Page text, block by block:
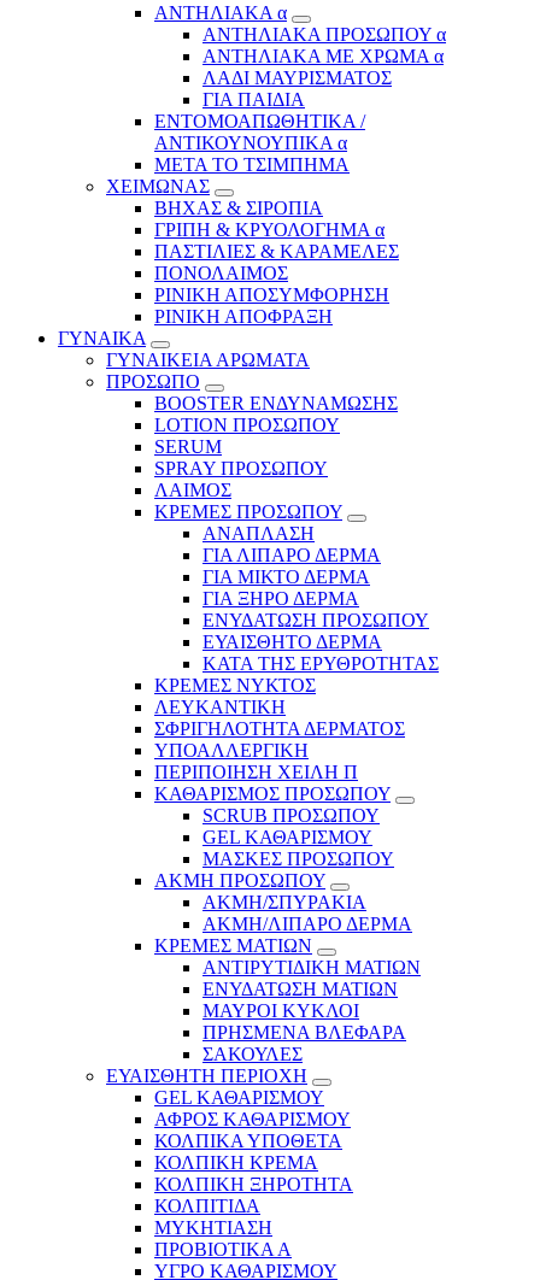
ΑΝΤΗΛΙΑΚΑ α
ΑΝΤΗΛΙΑΚΑ ΠΡΟΣΩΠΟΥ α
ΑΝΤΗΛΙΑΚΑ ΜΕ ΧΡΩΜΑ α
ΛΑΔΙ ΜΑΥΡΙΣΜΑΤΟΣ
ΓΙΑ ΠΑΙΔΙΑ
ΕΝΤΟΜΟΑΠΩΘΗΤΙΚΑ /
ΑΝΤΙΚΟΥΝΟΥΠΙΚΑ α
ΜΕΤΑ ΤΟ ΤΣΙΜΠΗΜΑ
ΧΕΙΜΩΝΑΣ
ΒΗΧΑΣ & ΣΙΡΟΠΙΑ
ΓΡΙΠΗ & ΚΡΥΟΛΟΓΗΜΑ α
ΠΑΣΤΙΛΙΕΣ & ΚΑΡΑΜΕΛΕΣ
ΠΟΝΟΛΑΙΜΟΣ
ΡΙΝΙΚΗ ΑΠΟΣΥΜΦΟΡΗΣΗ
ΡΙΝΙΚΗ ΑΠΟΦΡΑΞΗ
ΓΥΝΑΙΚΑ
ΓΥΝΑΙΚΕΙΑ ΑΡΩΜΑΤΑ
ΠΡΟΣΩΠΟ
BOOSTER ΕΝΔΥΝΑΜΩΣΗΣ
LOTION ΠΡΟΣΩΠΟΥ
SERUM
SPRAY ΠΡΟΣΩΠΟΥ
ΛΑΙΜΟΣ
ΚΡΕΜΕΣ ΠΡΟΣΩΠΟΥ
ΑΝΑΠΛΑΣΗ
ΓΙΑ ΛΙΠΑΡΟ ΔΕΡΜΑ
ΓΙΑ ΜΙΚΤΟ ΔΕΡΜΑ
ΓΙΑ ΞΗΡΟ ΔΕΡΜΑ
ΕΝΥΔΑΤΩΣΗ ΠΡΟΣΩΠΟΥ
ΕΥΑΙΣΘΗΤΟ ΔΕΡΜΑ
ΚΑΤΑ ΤΗΣ ΕΡΥΘΡΟΤΗΤΑΣ
ΚΡΕΜΕΣ ΝΥΚΤΟΣ
ΛΕΥΚΑΝΤΙΚΗ
ΣΦΡΙΓΗΛΟΤΗΤΑ ΔΕΡΜΑΤΟΣ
ΥΠΟΑΛΛΕΡΓΙΚΗ
ΠΕΡΙΠΟΙΗΣΗ ΧΕΙΛΗ Π
ΚΑΘΑΡΙΣΜΟΣ ΠΡΟΣΩΠΟΥ
SCRUB ΠΡΟΣΩΠΟΥ
GEL ΚΑΘΑΡΙΣΜΟΥ
ΜΑΣΚΕΣ ΠΡΟΣΩΠΟΥ
ΑΚΜΗ ΠΡΟΣΩΠΟΥ
ΑΚΜΗ/ΣΠΥΡΑΚΙΑ
ΑΚΜΗ/ΛΙΠΑΡΟ ΔΕΡΜΑ
ΚΡΕΜΕΣ ΜΑΤΙΩΝ
ΑΝΤΙΡΥΤΙΔΙΚΗ ΜΑΤΙΩΝ
ΕΝΥΔΑΤΩΣΗ ΜΑΤΙΩΝ
ΜΑΥΡΟΙ ΚΥΚΛΟΙ
ΠΡΗΣΜΕΝΑ ΒΛΕΦΑΡΑ
ΣΑΚΟΥΛΕΣ
ΕΥΑΙΣΘΗΤΗ ΠΕΡΙΟΧΗ
GEL ΚΑΘΑΡΙΣΜΟΥ
ΑΦΡΟΣ ΚΑΘΑΡΙΣΜΟΥ
ΚΟΛΠΙΚΑ ΥΠΟΘΕΤΑ
ΚΟΛΠΙΚΗ ΚΡΕΜΑ
ΚΟΛΠΙΚΗ ΞΗΡΟΤΗΤΑ
ΚΟΛΠΙΤΙΔΑ
ΜΥΚΗΤΙΑΣΗ
ΠΡΟΒΙΟΤΙΚΑ Α
ΥΓΡΟ ΚΑΘΑΡΙΣΜΟΥ